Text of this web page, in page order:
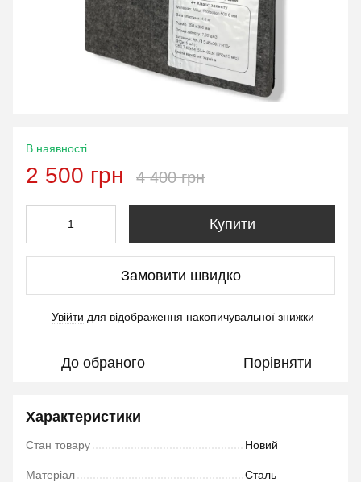
В наявності
2 500 грн 4 400 грн
Купити
Замовити швидко
Увійти для відображення накопичувальної знижки
До обраного Порівняти
Характеристики
Стан товару Новий
Матеріал Сталь